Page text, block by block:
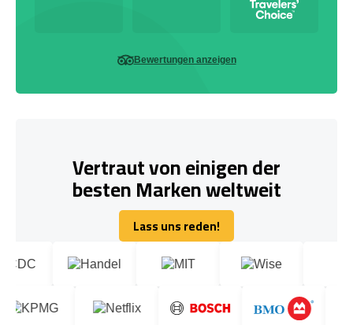
Bewertungen anzeigen
Vertraut von einigen der
besten Marken weltweit
Lass uns reden!
Lass uns reden!